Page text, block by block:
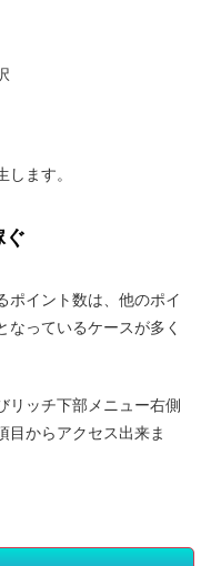
ます。
ポイント数は、他のポイ
なっているケースが多く
リッチ下部メニュー右側
からアクセス出来ま